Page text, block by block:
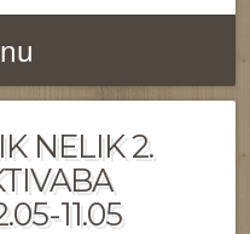
NELIK 2.
11.05